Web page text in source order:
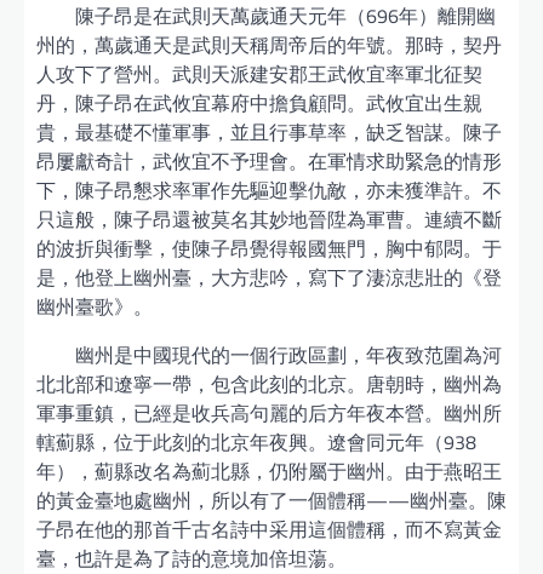
陳子昂是在武則天萬歲通天元年（696年）離開幽
州的，萬歲通天是武則天稱周帝后的年號。那時，契丹
人攻下了營州。武則天派建安郡王武攸宜率軍北征契
丹，陳子昂在武攸宜幕府中擔負顧問。武攸宜出生親
貴，最基礎不懂軍事，並且行事草率，缺乏智謀。陳子
昂屢獻奇計，武攸宜不予理會。在軍情求助緊急的情形
下，陳子昂懇求率軍作先驅迎擊仇敵，亦未獲準許。不
只這般，陳子昂還被莫名其妙地晉陞為軍曹。連續不斷
的波折與衝擊，使陳子昂覺得報國無門，胸中郁悶。于
是，他登上幽州臺，大方悲吟，寫下了淒涼悲壯的《登
幽州臺歌》。
幽州是中國現代的一個行政區劃，年夜致范圍為河
北北部和遼寧一帶，包含此刻的北京。唐朝時，幽州為
軍事重鎮，已經是收兵高句麗的后方年夜本營。幽州所
轄薊縣，位于此刻的北京年夜興。遼會同元年（938
年），薊縣改名為薊北縣，仍附屬于幽州。由于燕昭王
的黃金臺地處幽州，所以有了一個體稱——幽州臺。陳
子昂在他的那首千古名詩中采用這個體稱，而不寫黃金
臺，也許是為了詩的意境加倍坦蕩。